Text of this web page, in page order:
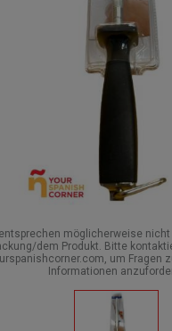
möglicherweise
dem Produkt. Bitte
um Fragen
Informationen